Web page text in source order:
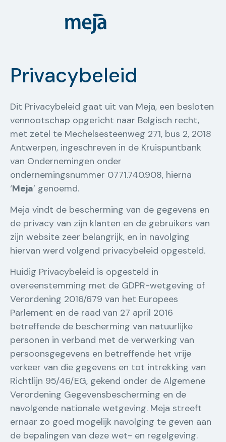
Privacybeleid
Dit Privacybeleid gaat uit van Meja, een besloten
vennootschap opgericht naar Belgisch recht,
met zetel te Mechelsesteenweg 271, bus 2, 2018
Antwerpen, ingeschreven in de Kruispuntbank
van Ondernemingen onder
ondernemingsnummer 0771.740.908, hierna
‘Meja’ genoemd.
Meja vindt de bescherming van de gegevens en
de privacy van zijn klanten en de gebruikers van
zijn website zeer belangrijk, en in navolging
hiervan werd volgend privacybeleid opgesteld.
Huidig Privacybeleid is opgesteld in
overeenstemming met de GDPR-wetgeving of
Verordening 2016/679 van het Europees
Parlement en de raad van 27 april 2016
betreffende de bescherming van natuurlijke
personen in verband met de verwerking van
persoonsgegevens en betreffende het vrije
verkeer van die gegevens en tot intrekking van
Richtlijn 95/46/EG, gekend onder de Algemene
Verordening Gegevensbescherming en de
navolgende nationale wetgeving. Meja streeft
ernaar zo goed mogelijk navolging te geven aan
de bepalingen van deze wet- en regelgeving.